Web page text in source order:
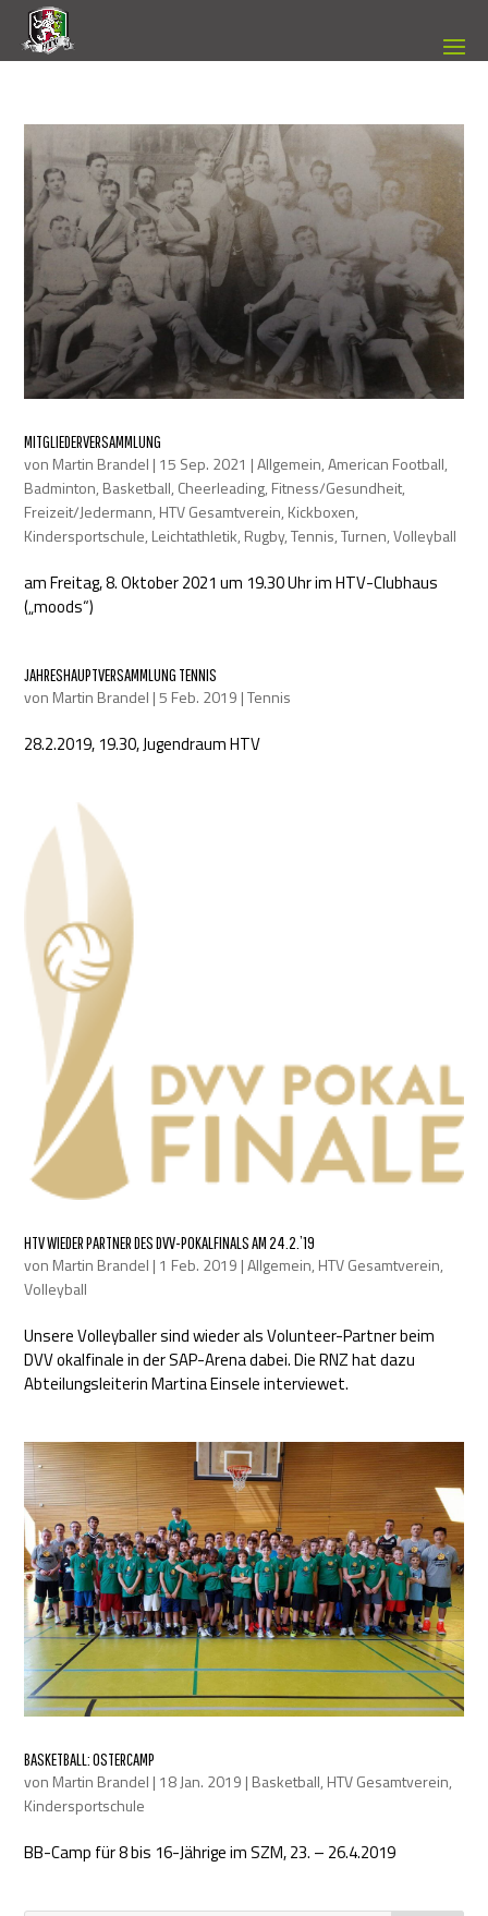
MITGLIEDERVERSAMMLUNG
von Martin Brandel | 15 Sep. 2021 |Allgemein,American Football,
Badminton, Basketball, Cheerleading, Fitness/Gesundheit,
Freizeit/Jedermann, HTV Gesamtverein, Kickboxen,
Kindersportschule, Leichtathletik, Rugby,Tennis,Turnen,Volleyball
am Freitag, 8. Oktober 2021 um 19.30 Uhr im HTV-Clubhaus
(„moods“)
JAHRESHAUPTVERSAMMLUNG TENNIS
von Martin Brandel |5 Feb. 2019 |Tennis
28.2.2019, 19.30, Jugendraum HTV
HTV WIEDER PARTNER DES DVV-POKALFINALS AM 24.2.’19
von Martin Brandel | 1 Feb. 2019 |Allgemein, HTV Gesamtverein,
Volleyball
Unsere Volleyballer sind wieder als Volunteer-Partner beim
DVV okalfinale in der SAP-Arena dabei. Die RNZ hat dazu
Abteilungsleiterin Martina Einsele interviewet.
BASKETBALL: OSTERCAMP
von Martin Brandel | 18 Jan. 2019 | Basketball, HTV Gesamtverein,
Kindersportschule
BB-Camp für 8 bis 16-Jährige im SZM, 23. – 26.4.2019